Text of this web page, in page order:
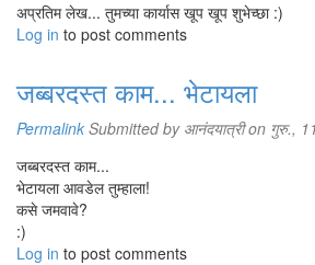
अप्रतिम लेख... तुमच्या कार्यास खूप खूप शुभेच्छा :)
Log in to post comments
जब्बरदस्त काम... भेटायला
Permalink Submitted by आनंदयात्रीon गुरु.,
जब्बरदस्त काम...
भेटायला आवडेल तुम्हाला!
कसे जमवावे?
:)
Log in to post comments